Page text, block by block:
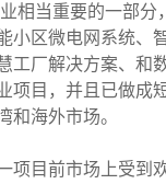
相当重要的一部分
小区微电网系统、
工厂解决方案、和
项目，并且已做成
和海外市场。
项目前市场上受到